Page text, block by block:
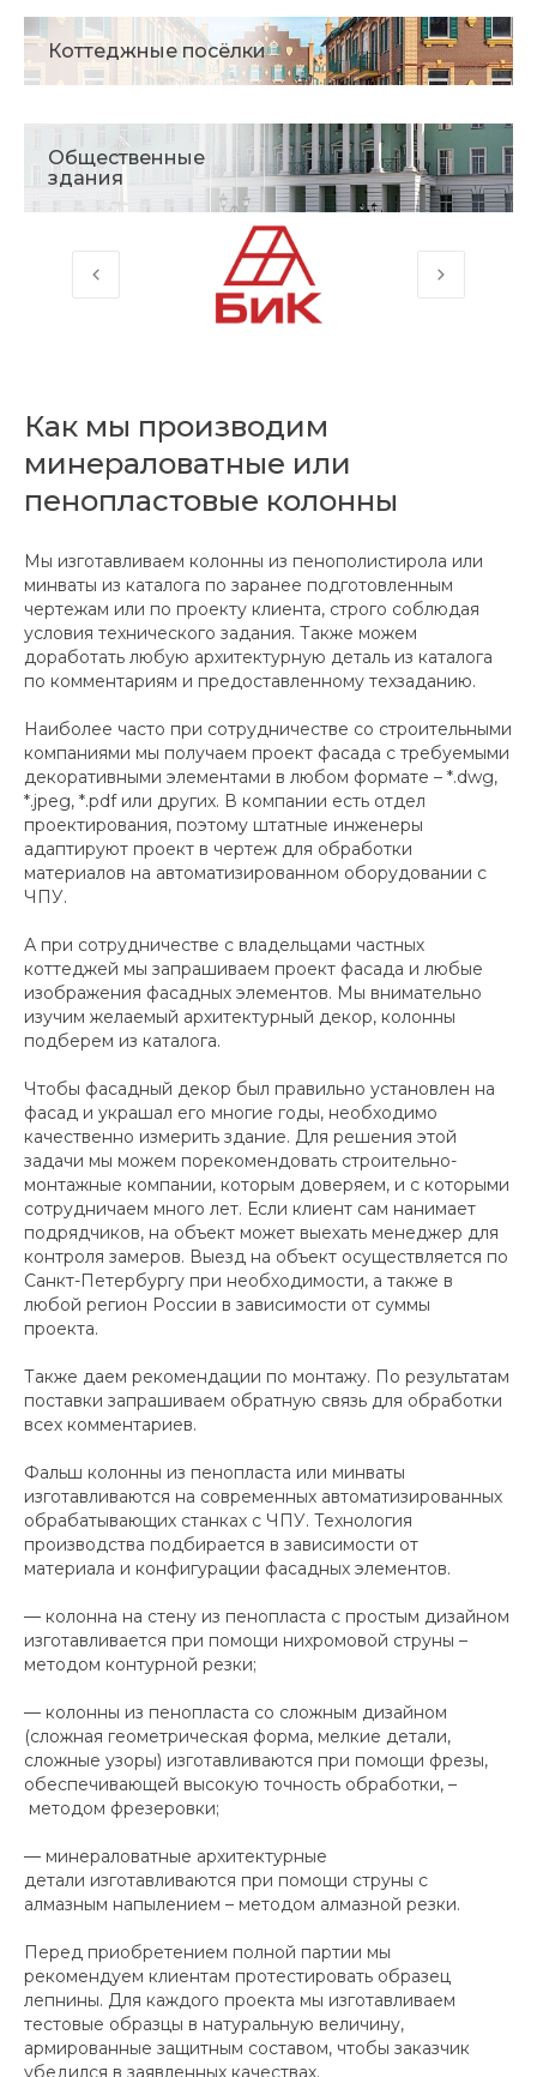
Коттеджные посёлки
Общественные
здания
Как мы производим
минераловатные или
пенопластовые колонны
Мы изготавливаем колонны из пенополистирола или
минваты из каталога по заранее подготовленным
чертежам или по проекту клиента, строго соблюдая
условия технического задания. Также можем
доработать любую архитектурную деталь из каталога
по комментариям и предоставленному техзаданию.
Наиболее часто при сотрудничестве со строительными
компаниями мы получаем проект фасада с требуемыми
декоративными элементами в любом формате – *.dwg,
*.jpeg, *.pdf или других. В компании есть отдел
проектирования, поэтому штатные инженеры
адаптируют проект в чертеж для обработки
материалов на автоматизированном оборудовании с
ЧПУ.
А при сотрудничестве с владельцами частных
коттеджей мы запрашиваем проект фасада и любые
изображения фасадных элементов. Мы внимательно
изучим желаемый архитектурный декор, колонны
подберем из каталога.
Чтобы фасадный декор был правильно установлен на
фасад и украшал его многие годы, необходимо
качественно измерить здание. Для решения этой
задачи мы можем порекомендовать строительно-
монтажные компании, которым доверяем, и с которыми
сотрудничаем много лет. Если клиент сам нанимает
подрядчиков, на объект может выехать менеджер для
контроля замеров. Выезд на объект осуществляется по
Санкт-Петербургу при необходимости, а также в
любой регион России в зависимости от суммы
проекта.
Также даем рекомендации по монтажу. По результатам
поставки запрашиваем обратную связь для обработки
всех комментариев.
Фальш колонны из пенопласта или минваты
изготавливаются на современных автоматизированных
обрабатывающих станках с ЧПУ. Технология
производства подбирается в зависимости от
материала и конфигурации фасадных элементов.
— колонна на стену из пенопласта с простым дизайном
изготавливается при помощи нихромовой струны –
методом контурной резки;
— колонны из пенопласта со сложным дизайном
(сложная геометрическая форма, мелкие детали,
сложные узоры) изготавливаются при помощи фрезы,
обеспечивающей высокую точность обработки, –
методом фрезеровки;
— минераловатные архитектурные
детали изготавливаются при помощи струны с
алмазным напылением – методом алмазной резки.
Перед приобретением полной партии мы
рекомендуем клиентам протестировать образец
лепнины. Для каждого проекта мы изготавливаем
тестовые образцы в натуральную величину,
армированные защитным составом, чтобы заказчик
убедился в заявленных качествах.